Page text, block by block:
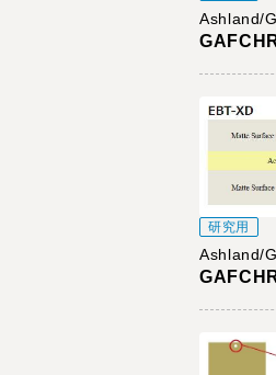
Ashland/
研究用
Ashland/